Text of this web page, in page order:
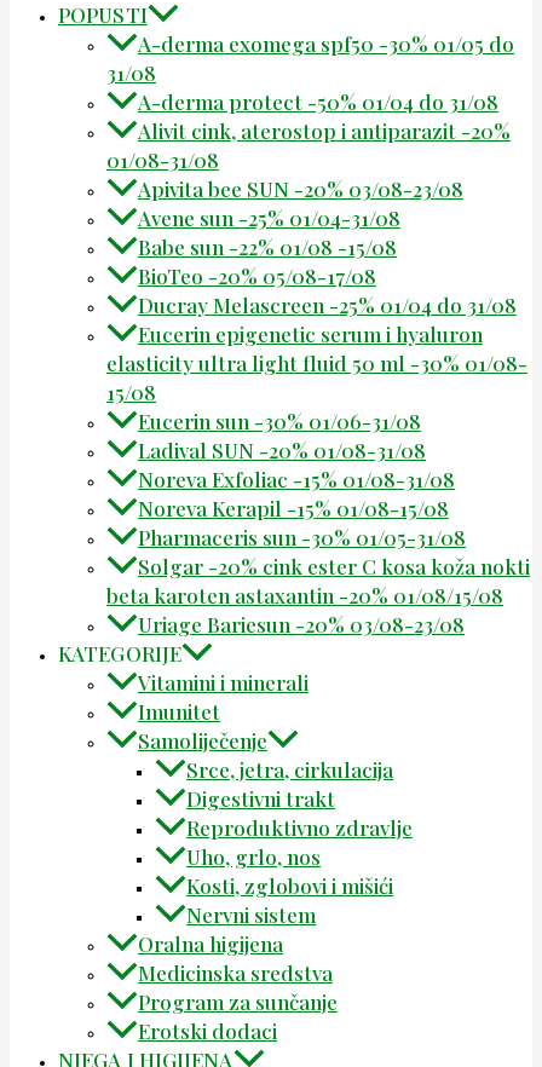
POPUSTI
A-derma exomega spf50 -30% 01/05 do
31/08
A-derma protect -50% 01/04 do 31/08
Alivit cink, aterostop i antiparazit -20%
01/08-31/08
Apivita bee SUN -20% 03/08-23/08
Avene sun -25% 01/04-31/08
Babe sun -22% 01/08 -15/08
BioTeo -20% 05/08-17/08
Ducray Melascreen -25% 01/04 do 31/08
Eucerin epigenetic serum i hyaluron
elasticity ultra light fluid 50 ml -30% 01/08-
15/08
Eucerin sun -30% 01/06-31/08
Ladival SUN -20% 01/08-31/08
Noreva Exfoliac -15% 01/08-31/08
Noreva Kerapil -15% 01/08-15/08
Pharmaceris sun -30% 01/05-31/08
Solgar -20% cink ester C kosa koža nokti
beta karoten astaxantin -20% 01/08/15/08
Uriage Bariesun -20% 03/08-23/08
KATEGORIJE
Vitamini i minerali
Imunitet
Samoliječenje
Srce, jetra, cirkulacija
Digestivni trakt
Reproduktivno zdravlje
Uho, grlo, nos
Kosti, zglobovi i mišići
Nervni sistem
Oralna higijena
Medicinska sredstva
Program za sunčanje
Erotski dodaci
NJEGA I HIGIJENA